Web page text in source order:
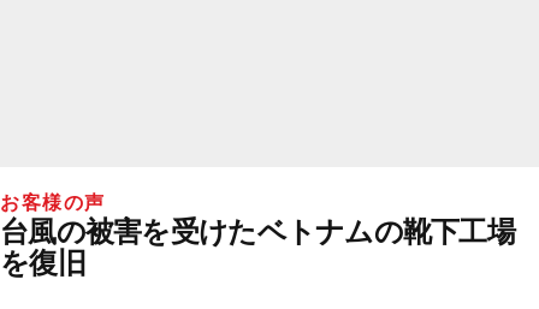
お客様の声
台風の被害を受けたベトナムの靴下工場
を復旧